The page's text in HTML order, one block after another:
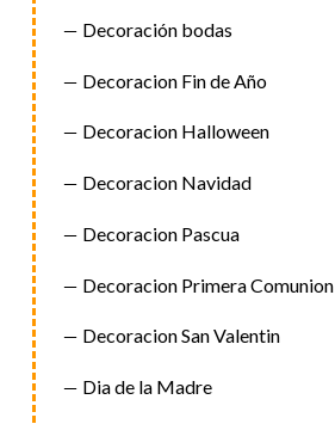
Decoración bodas
Decoracion Fin de Año
Decoracion Halloween
Decoracion Navidad
Decoracion Pascua
Decoracion Primera Comunion
Decoracion San Valentin
Dia de la Madre